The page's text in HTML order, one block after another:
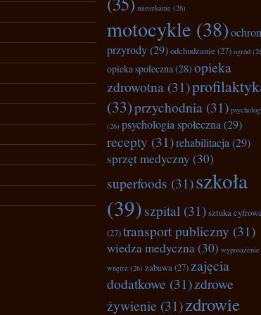
mieszkanie (26)
motocykle (38)
przyrody(29)odchudzanie (27) ogród
opieka społeczna(28) opieka
zdrowotna (31)
(33)przychodnia (31)
(26) psychologia społeczna(29)
recepty (31)rehabilitacja(29)
sprzęt medyczny (30)
superfoods (31)szkoła
(39)szpital (31)sztuka
(27)transport publiczny (31)
wiedza medyczna(30) wyposażenie
wnętrz (26) zabawa(27) zajęcia
dodatkowe (31)zdrowe
żywienie (31)zdrowie